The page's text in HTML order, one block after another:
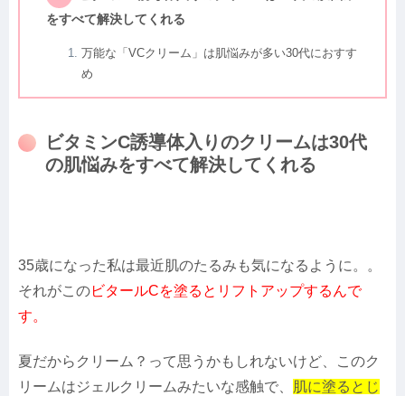
をすべて解決してくれる
万能な「VCクリーム」は肌悩みが多い30代におすす
め
ビタミンC誘導体入りのクリームは30代
の肌悩みをすべて解決してくれる
35歳になった私は最近肌のたるみも気になるように。。
それがこのビタールCを塗るとリフトアップするんで
す。
夏だからクリーム？って思うかもしれないけど、このク
リームはジェルクリームみたいな感触で、
肌に塗るとじ